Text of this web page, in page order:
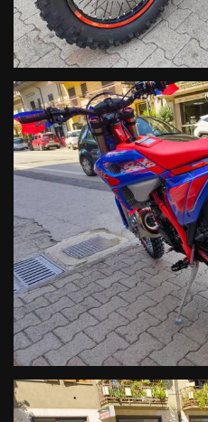
inficiare sulle prestazioni
anche sull’Handling del veicolo,
masse e un abbassamento del
motore accoglie dei nuovi
Anche il cambio è stato
seconda marcia:
Cambio: questa modifica genera
tra la seconda e la terza, a tutto
della stabilità del veicolo
un netto miglioramento per
potrà individuare sempre il
situazione.
Cuscinetti e cambio sono
300 2T.
Finanziamenti personalizzati.